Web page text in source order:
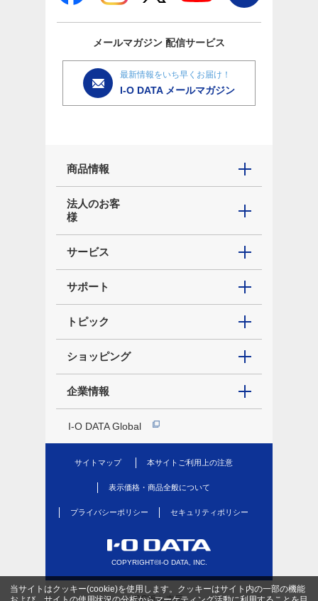
メールマガジン 配信サービス
最新情報をいち早くお届け！
I-O DATA メールマガジン
商品情報
法人のお客
様
サービス
サポート
トピック
ショッピング
企業情報
I-O DATA Global
サイトマップ 本サイトご利用上の注意
表示価格・商品全般について
プライバシーポリシー セキュリティポリシー
COPYRIGHT©I-O DATA, INC.
当サイトはクッキー(cookie)を使用します。クッキーはサイト内の一部の機能